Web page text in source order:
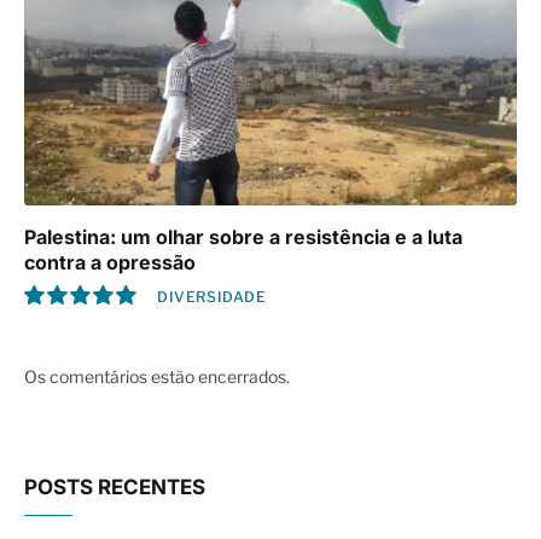
Palestina: um olhar sobre a resistência e a luta
contra a opressão
DIVERSIDADE
Os comentários estão encerrados.
POSTS RECENTES